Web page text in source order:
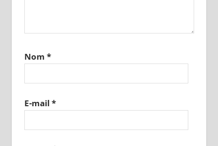
Nom *
E-mail *